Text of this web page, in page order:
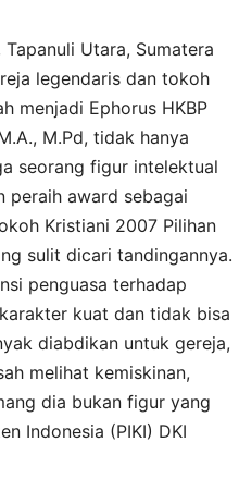
Utara, Sumatera
legendaris dan tokoh
menjadi Ephorus HKBP
M.Pd, tidak hanya
seorang figur intelektual
peraih award sebagai
Kristiani 2007 Pilihan
sulit dicari tandingannya.
penguasa terhadap
kuat dan tidak bisa
diabdikan untuk gereja,
melihat kemiskinan,
dia bukan figur yang
Indonesia (PIKI) DKI